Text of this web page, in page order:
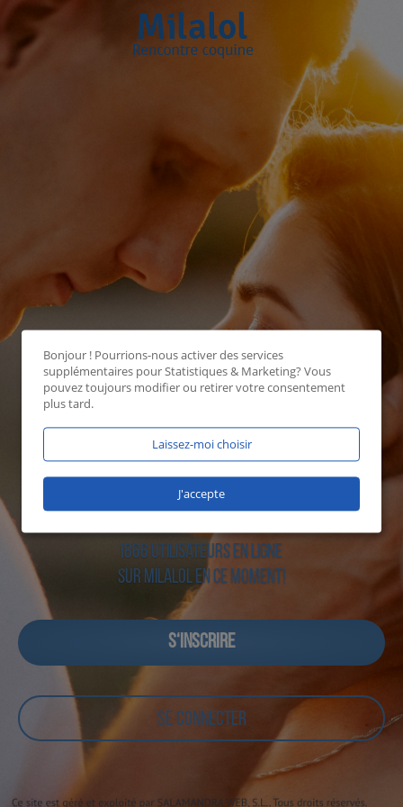
1866 utilisateurs en ligne
sur Milalol en ce moment!
S‘INSCRIRE
SE CONNECTER
Bonjour ! Pourrions-nous activer des services
supplémentaires pourStatistiques & Marketing? Vous
pouvez toujours modifier ou retirer votre consentement
plus tard.
Laissez-moi choisir
J'accepte